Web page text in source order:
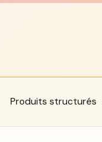
Produits structurés